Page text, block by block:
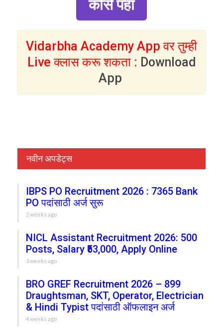
कोर्स पहा
Vidarbha Academy App वर तुम्ही
Live क्लास करू शकता : Download
App
नवीन अपडेट्स
IBPS PO Recruitment 2026 : 7365 Bank
PO पदांसाठी अर्ज सुरू
2 weeks ago
NICL Assistant Recruitment 2026: 500
Posts, Salary ₹53,000, Apply Online
3 weeks ago
BRO GREF Recruitment 2026 – 899
Draughtsman, SKT, Operator, Electrician
& Hindi Typist पदांसाठी ऑफलाइन अर्ज
4 weeks ago